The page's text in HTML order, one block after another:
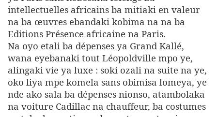
intellectuelles africains ba mitiaki en valeur
na ba œuvres ebandaki kobima na na ba
Editions Présence africaine na Paris.
Na oyo etali ba dépenses ya Grand Kallé,
wana eyebanaki tout Léopoldville mpo ye,
alingaki vie ya luxe : soki ozali na suite na ye,
oko liya mpe komela sans obimisa lomeya, ye
nde ako sala ba dépenses nionso, atambolaka
na voiture Cadillac na chauffeur, ba costumes